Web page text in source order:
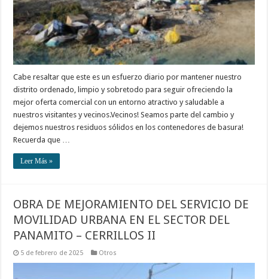
Cabe resaltar que este es un esfuerzo diario por mantener nuestro
distrito ordenado, limpio y sobretodo para seguir ofreciendo la
mejor oferta comercial con un entorno atractivo y saludable a
nuestros visitantes y vecinos.Vecinos! Seamos parte del cambio y
dejemos nuestros residuos sólidos en los contenedores de basura!
Recuerda que …
Leer Más »
OBRA DE MEJORAMIENTO DEL SERVICIO DE
MOVILIDAD URBANA EN EL SECTOR DEL
PANAMITO – CERRILLOS II
5 de febrero de 2025 Otros